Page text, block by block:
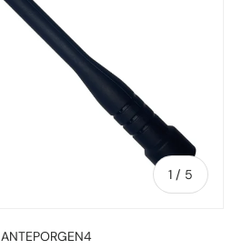
1 / de
5
ANTEPORGEN4